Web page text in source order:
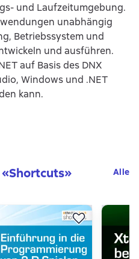
und Laufzeitumgebung.
unabhängig
Betriebssystem und
und ausführen.
auf Basis des DNX
Windows und .NET
kann.
«Shortcuts» Alle